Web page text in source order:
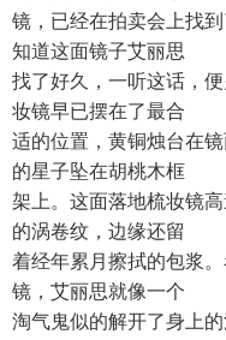
镜，已经在拍卖会上找
知道这面镜子艾丽思
找了好久，一听这话，
妆镜早已摆在了最合
适的位置，黄铜烛台在
的星子坠在胡桃木框
架上。这面落地梳妆镜
的涡卷纹，边缘还留
着经年累月擦拭的包浆
镜，艾丽思就像一个
淘气鬼似的解开了身上